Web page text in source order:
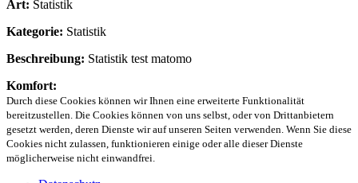
Art: Statistik
Kategorie: Statistik
Beschreibung: Statistik test matomo
Komfort:
Durch diese Cookies können wir Ihnen eine erweiterte Funktionalität
bereitzustellen. Die Cookies können von uns selbst, oder von Drittanbietern
gesetzt werden, deren Dienste wir auf unseren Seiten verwenden. Wenn Sie diese
Cookies nicht zulassen, funktionieren einige oder alle dieser Dienste
möglicherweise nicht einwandfrei.